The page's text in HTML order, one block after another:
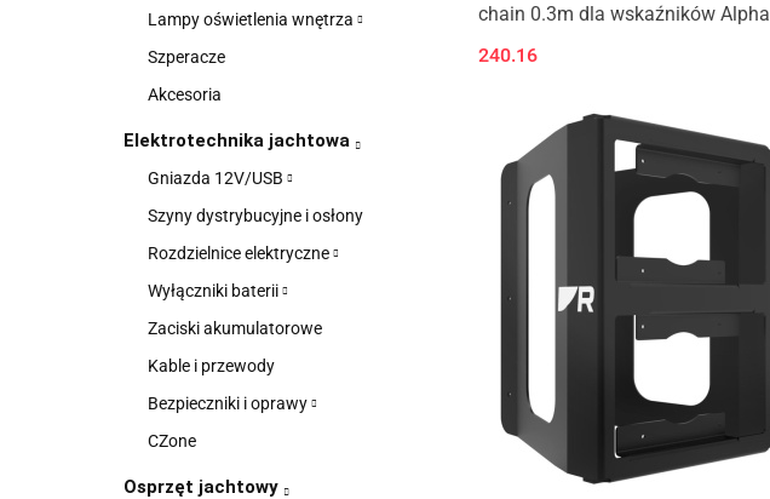
Lampy oświetlenia wnętrza
Szperacze
Akcesoria
Elektrotechnika jachtowa
Gniazda 12V/USB
Szyny dystrybucyjne i osłony
Rozdzielnice elektryczne
Wyłączniki baterii
Zaciski akumulatorowe
Kable i przewody
Bezpieczniki i oprawy
CZone
Osprzęt jachtowy
chain 0.3m dla wskaźników Alpha
240.16